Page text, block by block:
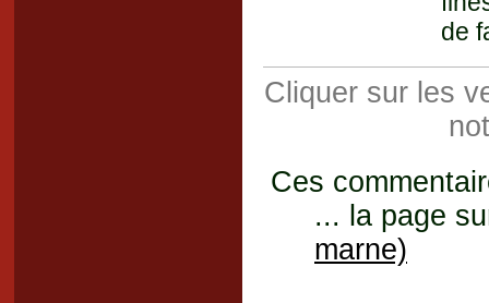
de
Cliquer sur les
Ces
... la page
marne)